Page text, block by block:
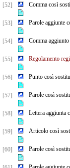
[52] Comma così
[53] Parole aggiunte
[54] Comma
[55] Regolamento
[56] Punto così
[57] Parole così
[58] Lettera aggiunta
[59] Articolo così
[60] Parole così